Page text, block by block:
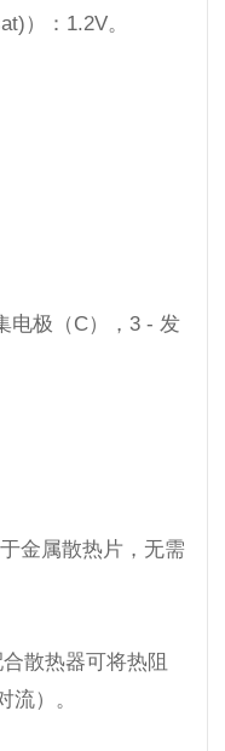
）：1.2V。
电极（C），3 - 发
金属散热片，无需
散热器可将热阻
流）。